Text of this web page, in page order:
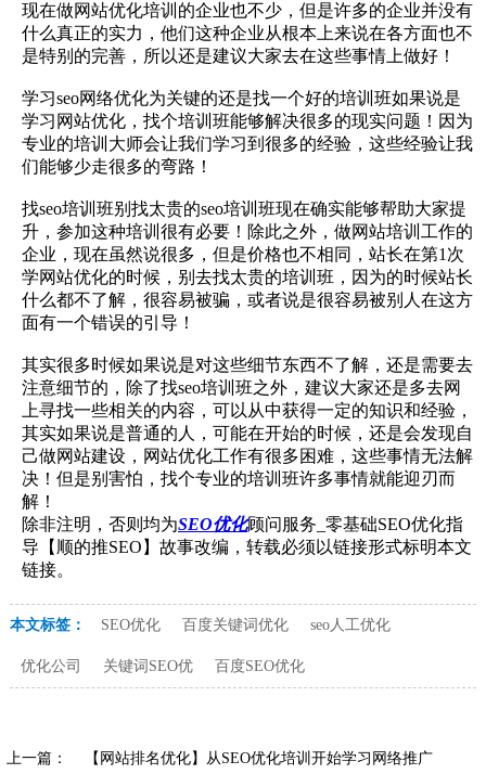
现在做网站优化培训的企业也不少，但是许多的企业并没有
什么真正的实力，他们这种企业从根本上来说在各方面也不
是特别的完善，所以还是建议大家去在这些事情上做好！
学习seo网络优化为关键的还是找一个好的培训班如果说是
学习网站优化，找个培训班能够解决很多的现实问题！因为
专业的培训大师会让我们学习到很多的经验，这些经验让我
们能够少走很多的弯路！
找seo培训班别找太贵的seo培训班现在确实能够帮助大家提
升，参加这种培训很有必要！除此之外，做网站培训工作的
企业，现在虽然说很多，但是价格也不相同，站长在第1次
学网站优化的时候，别去找太贵的培训班，因为的时候站长
什么都不了解，很容易被骗，或者说是很容易被别人在这方
面有一个错误的引导！
其实很多时候如果说是对这些细节东西不了解，还是需要去
注意细节的，除了找seo培训班之外，建议大家还是多去网
上寻找一些相关的内容，可以从中获得一定的知识和经验，
其实如果说是普通的人，可能在开始的时候，还是会发现自
己做网站建设，网站优化工作有很多困难，这些事情无法解
决！但是别害怕，找个专业的培训班许多事情就能迎刃而
解！
除非注明，否则均为SEO优化顾问服务_零基础SEO优化指
导【顺的推SEO】故事改编，转载必须以链接形式标明本文
链接。
本文标签： SEO优化 百度关键词优化 seo人工优化
优化公司 关键词SEO优 百度SEO优化
上一篇： 【网站排名优化】从SEO优化培训开始学习网络推广